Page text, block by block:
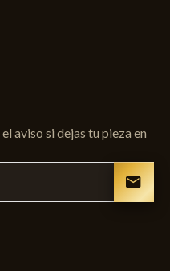
aviso si dejas tu pieza en